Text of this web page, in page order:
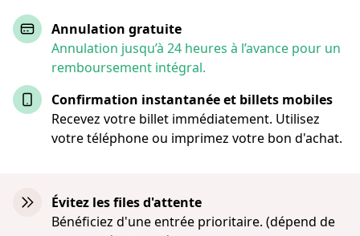
Annulation gratuite
Annulation jusqu’à 24 heures à l’avance pour un
remboursement intégral.
Confirmation instantanée et billets mobiles
Recevez votre billet immédiatement. Utilisez
votre téléphone ou imprimez votre bon d'achat.
Évitez les files d'attente
Bénéficiez d'une entrée prioritaire. (dépend de